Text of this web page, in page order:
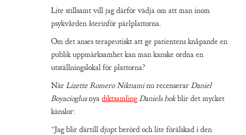
Lite stillsamt vill jag därför vädja om att man inom
psykvården återinför pärlplattorna.
Om det anses terapeutiskt att ge patientens knåpande en
publik uppmärksamhet kan man kanske ordna en
utställningslokal för plattorna?
När Lizette Romero Niknaminu recenserar Daniel
Boyacioglusnya diktsamling Daniels bokblir det mycket
känslor:
”Jag blir därtill djupt berörd och lite förälskad i den